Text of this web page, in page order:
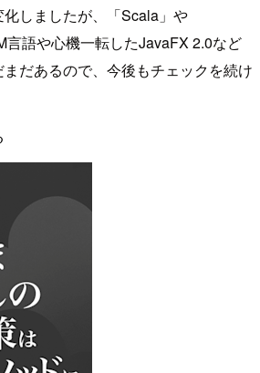
しましたが、「Scala」や
言語や心機一転したJavaFX 2.0など
だあるので、今後もチェックを続け